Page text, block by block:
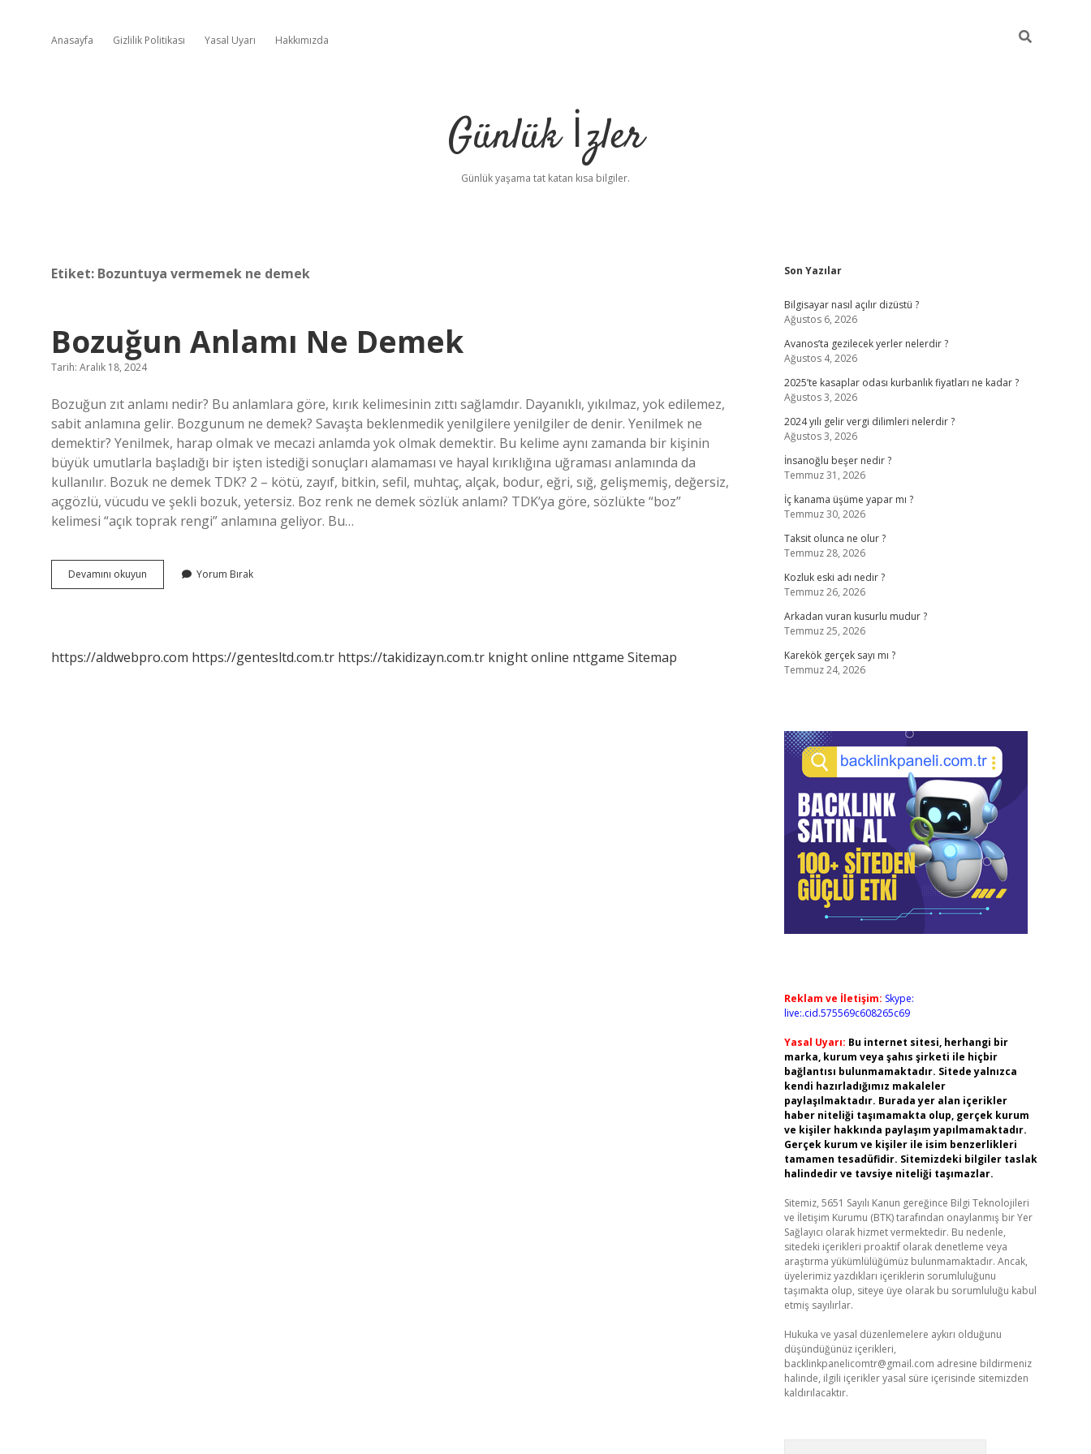
Anasayfa Gizlilik Politikası Yasal Uyarı Hakkımızda
Günlük İzler
Günlük yaşama tat katan kısa bilgiler.
Etiket: Bozuntuya vermemek ne demek
Bozuğun Anlamı Ne Demek
Tarih: Aralık 18, 2024
Bozuğun zıt anlamı nedir? Bu anlamlara göre, kırık kelimesinin zıttı sağlamdır. Dayanıklı, yıkılmaz, yok edilemez,
sabit anlamına gelir. Bozgunum ne demek? Savaşta beklenmedik yenilgilere yenilgiler de denir. Yenilmek ne
demektir? Yenilmek, harap olmak ve mecazi anlamda yok olmak demektir. Bu kelime aynı zamanda bir kişinin
büyük umutlarla başladığı bir işten istediği sonuçları alamaması ve hayal kırıklığına uğraması anlamında da
kullanılır. Bozuk ne demek TDK? 2 – kötü, zayıf, bitkin, sefil, muhtaç, alçak, bodur, eğri, sığ, gelişmemiş, değersiz,
açgözlü, vücudu ve şekli bozuk, yetersiz. Boz renk ne demek sözlük anlamı? TDK’ya göre, sözlükte “boz”
kelimesi “açık toprak rengi” anlamına geliyor. Bu…
Devamını okuyun Bozuğun
Anlamı
Yorum Bırak
https://aldwebpro.com https://gentesltd.com.tr https://takidizayn.com.tr knight online nttgame Sitemap
Sidebar
Son Yazılar
Bilgisayar nasıl açılır dizüstü ?
Ağustos 6, 2026
Avanos’ta gezilecek yerler nelerdir ?
Ağustos 4, 2026
2025’te kasaplar odası kurbanlık fiyatları ne kadar ?
Ağustos 3, 2026
2024 yılı gelir vergi dilimleri nelerdir ?
Ağustos 3, 2026
İnsanoğlu beşer nedir ?
Temmuz 31, 2026
İç kanama üşüme yapar mı ?
Temmuz 30, 2026
Taksit olunca ne olur ?
Temmuz 28, 2026
Kozluk eski adı nedir ?
Temmuz 26, 2026
Arkadan vuran kusurlu mudur ?
Temmuz 25, 2026
Karekök gerçek sayı mı ?
Temmuz 24, 2026
Reklam ve İletişim: Skype:
live:.cid.575569c608265c69
Yasal Uyarı: Bu internet sitesi, herhangi bir
marka, kurum veya şahıs şirketi ile hiçbir
bağlantısı bulunmamaktadır. Sitede yalnızca
kendi hazırladığımız makaleler
paylaşılmaktadır. Burada yer alan içerikler
haber niteliği taşımamakta olup, gerçek kurum
ve kişiler hakkında paylaşım yapılmamaktadır.
Gerçek kurum ve kişiler ile isim benzerlikleri
tamamen tesadüfidir. Sitemizdeki bilgiler taslak
halindedir ve tavsiye niteliği taşımazlar.
Sitemiz, 5651 Sayılı Kanun gereğince Bilgi Teknolojileri
ve İletişim Kurumu (BTK) tarafından onaylanmış bir Yer
Sağlayıcı olarak hizmet vermektedir. Bu nedenle,
sitedeki içerikleri proaktif olarak denetleme veya
araştırma yükümlülüğümüz bulunmamaktadır. Ancak,
üyelerimiz yazdıkları içeriklerin sorumluluğunu
taşımakta olup, siteye üye olarak bu sorumluluğu kabul
etmiş sayılırlar.
Hukuka ve yasal düzenlemelere aykırı olduğunu
düşündüğünüz içerikleri,
backlinkpanelicomtr@gmail.com adresine bildirmeniz
halinde, ilgili içerikler yasal süre içerisinde sitemizden
kaldırılacaktır.